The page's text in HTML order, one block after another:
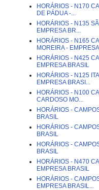
HORÁRIOS - N170
DE PÁDUA -...
HORÁRIOS - N135
EMPRESA BR...
HORÁRIOS - N165
MOREIRA -
HORÁRIOS - N425
EMPRESA BRASIL
HORÁRIOS - N125
EMPRESA BRASI...
HORÁRIOS - N100
CARDOSO MO...
HORÁRIOS -
BRASIL
HORÁRIOS -
BRASIL
HORÁRIOS -
BRASIL
HORÁRIOS - N470
EMPRESA BRASIL
HORÁRIOS -
EMPRESA BRASIL...